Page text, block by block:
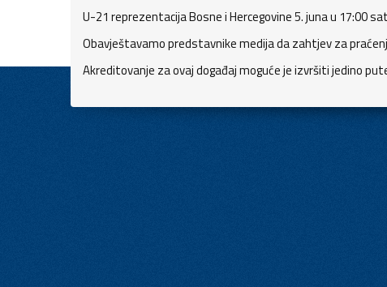
U-21 reprezentacija Bosne i Hercegovine 5. juna u 17:00
Obavještavamo predstavnike medija da zahtjev za
Akreditovanje za ovaj događaj moguće je izvršiti jedino